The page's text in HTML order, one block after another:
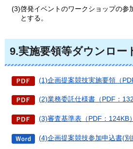
(3)啓発イベントのワークショップの参
とする。
9.実施要領等ダウンロー
(1)企画提案競技実施要領（
(2)業務委託仕様書（PDF：
(3)審査基準表（PDF：124KB）
(4)企画提案競技参加申込書(別